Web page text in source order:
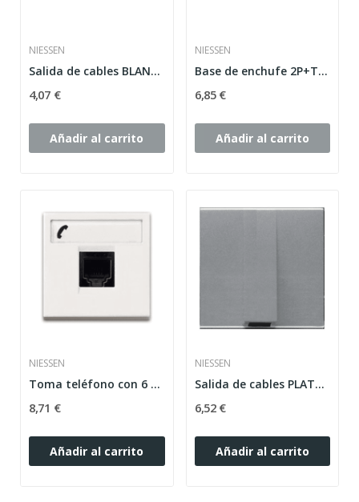
NIESSEN
Salida de cables BLANCO Niessen Zenit N2207 BL
4,07 €
Añadir al carrito
NIESSEN
Base de enchufe 2P+T lateral Schuko Zenit...
6,85 €
Añadir al carrito
NIESSEN
Toma teléfono con 6 contactos mecanismo ancho...
8,71 €
Añadir al carrito
NIESSEN
Salida de cables PLATA Niessen Zenit N2207 PL
6,52 €
Añadir al carrito